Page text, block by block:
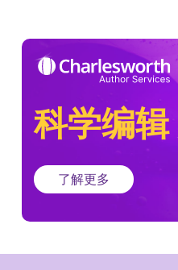
科学编辑
了解更多